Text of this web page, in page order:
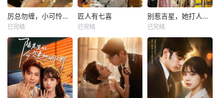
厉总勿缠，小可怜只想当厂妹
已完结
匠人有七喜
已完结
别惹吉星，她打人专打脸
已完结